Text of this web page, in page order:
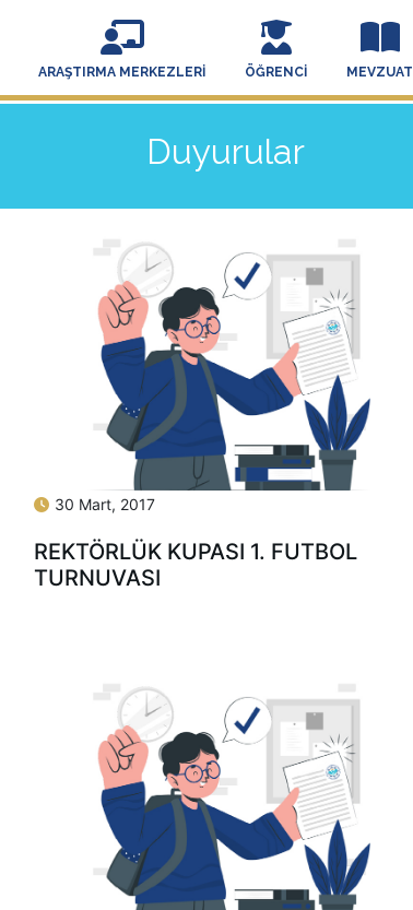
ARAŞTIRMA MERKEZLERI ÖĞRENCI MEVZUAT
Duyurular
30 Mart, 2017
REKTÖRLÜK KUPASI 1. FUTBOL
TURNUVASI